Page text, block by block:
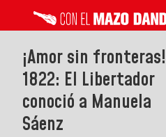
¡Amor sin fronteras!
1822: El Libertador
conoció a Manuela
Sáenz